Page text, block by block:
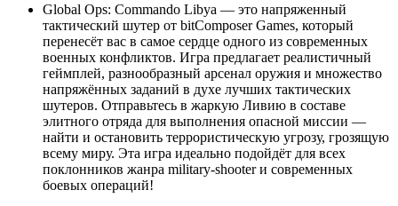
Global Ops: Commando Libya — это напряженный
тактический шутер от bitComposer Games, который
перенесёт вас в самое сердце одного из современных
военных конфликтов. Игра предлагает реалистичный
геймплей, разнообразный арсенал оружия и множество
напряжённых заданий в духе лучших тактических
шутеров. Отправьтесь в жаркую Ливию в составе
элитного отряда для выполнения опасной миссии —
найти и остановить террористическую угрозу, грозящую
всему миру. Эта игра идеально подойдёт для всех
поклонников жанра military‑shooter и современных
боевых операций!